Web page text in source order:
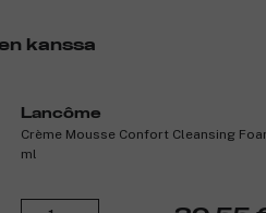
kanssa
Lancôme
Crème Mousse Confort Cleansing
ml